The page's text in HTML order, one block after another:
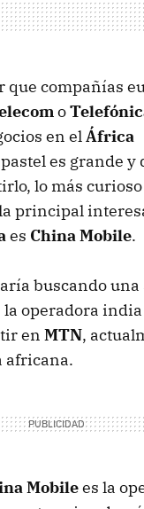
que compañías
o
en elÁfrica
es grande y
lo más curioso
principal
es China Mobile.
buscando una
operadora india
en MTN,
africana.
Mobilees la